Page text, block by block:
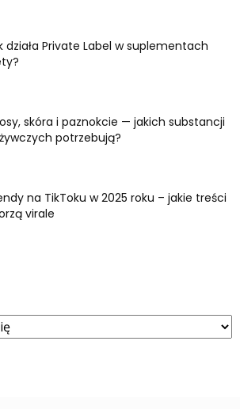
działa Private Label w suplementach
skóra i paznokcie — jakich substancji
potrzebują?
na TikToku w 2025 roku – jakie treści
virale